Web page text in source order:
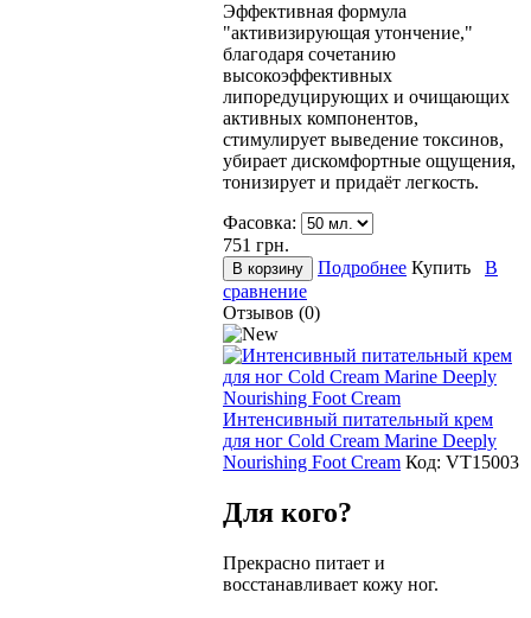
Эффективная формула
"активизирующая утончение,"
благодаря сочетанию
высокоэффективных
липоредуцирующих и очищающих
активных компонентов,
стимулирует выведение токсинов,
убирает дискомфортные ощущения,
тонизирует и придаёт легкость.
Фасовка:
751 грн.
Подробнее Купить
В
сравнение
Отзывов (0)
Интенсивный питательный крем
для ног Cold Cream Marine Deeply
Nourishing Foot Cream Код: VТ15003
Для кого?
Прекрасно питает и
восстанавливает кожу ног.